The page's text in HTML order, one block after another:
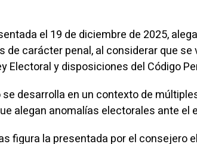
el 19 de diciembre de 2025,
de carácter penal, al considerar que
Electoral y disposiciones del Código
desarrolla en un contexto de
alegan anomalías electorales ante el
figura la presentada por el consejero